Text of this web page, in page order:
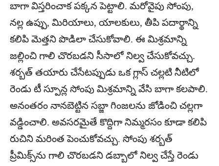
బాగా విస్త‌రించాక‌ పక్కన పెట్టాలి. మరోవైపు సోంపు,
నల్ల ఉప్పు, మిరియాలు, యాలకులు, తీపి పదార్థాన్ని
కలిపి మెత్తని పొడిలా చేసుకోవాలి. ఈ మిశ్రమాన్ని
జల్లించి గాలి చొరబడని సీసాలో నిల్వ చేసుకోవచ్చు.
శ‌ర్బత్ తయారు చేసేటప్పుడు ఒక గ్లాస్ చల్లటి నీటిలో
రెండు టీ స్పూన్ల సోంపు మిశ్రమాన్ని వేసి బాగా కలపాలి.
అనంతరం నానబెట్టిన సబ్జా గింజలను జోడించి చల్లగా
వడ్డించాలి. అవసరమైతే కొద్దిగా నిమ్మరసం కూడా కలిపి
రుచిని మరింత పెంచుకోవచ్చు. సోంపు శర్బత్
ప్రీమిక్స్‌ను గాలి చొరబడని డబ్బాలో నిల్వ చేస్తే రెండు